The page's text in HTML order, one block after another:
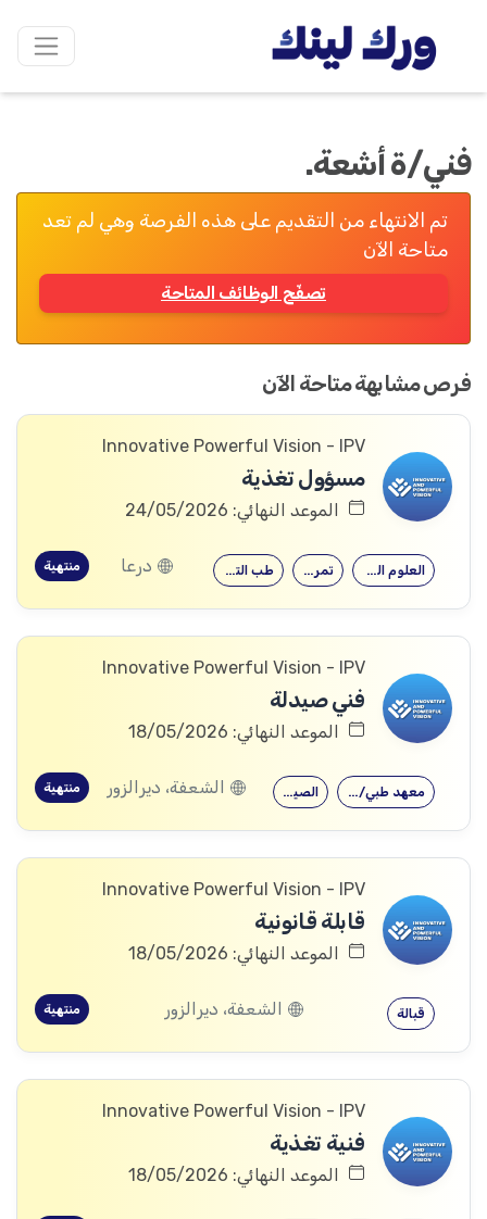
فني/ة أشعة.
تم الانتهاء من التقديم على هذه الفرصة وهي لم تعد
متاحة الآن
تصفّح الوظائف المتاحة
فرص مشابهة متاحة الآن
Innovative Powerful Vision - IPV
مسؤول تغذية
الموعد النهائي: 24/05/2026
طب التغذية تمريض العلوم الصحية درعا منتهية
Innovative Powerful Vision - IPV
فني صيدلة
الموعد النهائي: 18/05/2026
الصيدلة معهد طبي/صحي الشعفة، ديرالزور منتهية
Innovative Powerful Vision - IPV
قابلة قانونية
الموعد النهائي: 18/05/2026
قبالة الشعفة، ديرالزور منتهية
Innovative Powerful Vision - IPV
فنية تغذية
الموعد النهائي: 18/05/2026